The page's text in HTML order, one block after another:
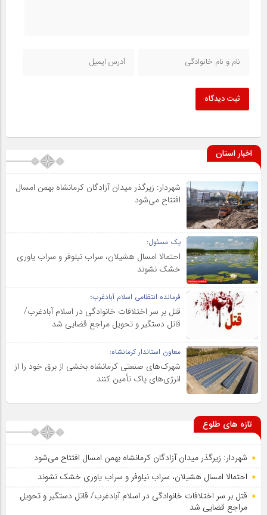
ثبت دیدگاه
اخبار استان
شهردار: زیرگذر میدان آزادگان کرمانشاه بهمن امسال
افتتاح می‌شود
یک مسئول:
احتمالا امسال هشیلان، سراب نیلوفر و سراب یاوری
خشک نشوند
فرمانده انتظامی اسلام آبادغرب؛
قتل بر سر اختلافات خانوادگی در اسلام آبادغرب/
قاتل دستگیر و تحویل مراجع قضایی شد
معاون استاندار کرمانشاه:
شهرک‌های صنعتی کرمانشاه بخشی از برق خود را از
انرژی‌های پاک تأمین کنند
تازه های طلوع
شهردار: زیرگذر میدان آزادگان کرمانشاه بهمن امسال افتتاح می‌شود
احتمالا امسال هشیلان، سراب نیلوفر و سراب یاوری خشک نشوند
قتل بر سر اختلافات خانوادگی در اسلام آبادغرب/ قاتل دستگیر و تحویل
مراجع قضایی شد